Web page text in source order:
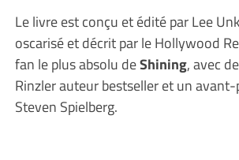
Le livre est conçu et édité par Lee
oscarisé et décrit par le Hollywood
fan le plus absolu deShining, avec
Rinzler auteur bestseller et un
Steven Spielberg.